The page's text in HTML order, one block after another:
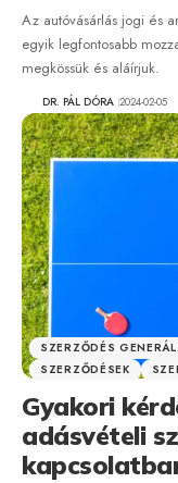
Az autóvásárlás jogi és
egyik legfontosabb
megkössük és aláírjuk.
DR. PÁL DÓRA 2024-02-05
SZERZŐDÉS
SZERZŐDÉSEK
Gyakori
adásvételi